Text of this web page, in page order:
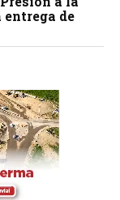
de